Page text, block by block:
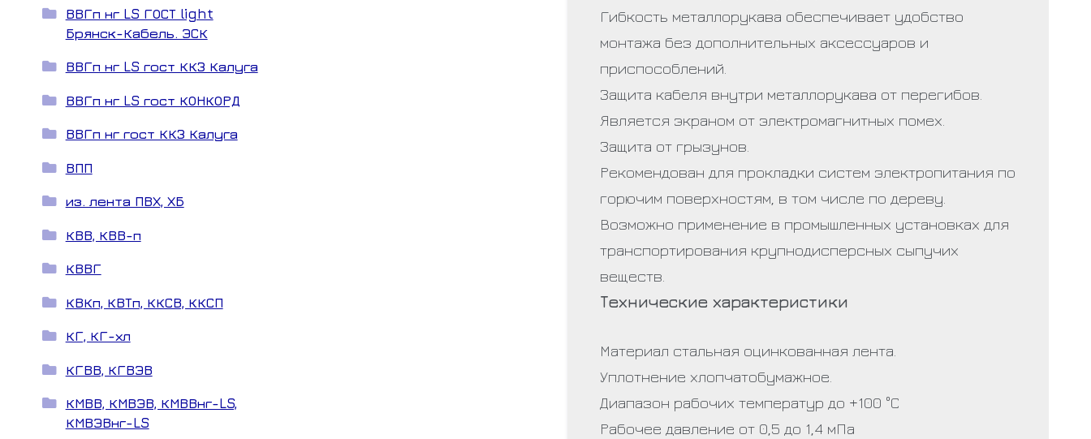
Гибкость металлорукава обеспечивает удобство
монтажа без дополнительных аксессуаров и
приспособлений.
Защита кабеля внутри металлорукава от перегибов.
Является экраном от электромагнитных помех.
Защита от грызунов.
Рекомендован для прокладки систем электропитания по
горючим поверхностям, в том числе по дереву.
Возможно применение в промышленных установках для
транспортирования крупнодисперсных сыпучих
веществ.
Технические характеристики
Материал стальная оцинкованная лента.
Уплотнение хлопчатобумажное.
Диапазон рабочих температур до +100 °С
Рабочее давление от 0,5 до 1,4 мПа
ВВГп нг LS ГОСТ light
Брянск-Кабель. ЭСК
ВВГп нг LS гост ККЗ Калуга
ВВГп нг LS гост КОНКОРД
ВВГп нг гост ККЗ Калуга
ВПП
из. лента ПВХ, ХБ
КВВ, КВВ-п
КВВГ
КВКп, КВТп, ККСВ, ККСП
КГ, КГ-хл
КГВВ, КГВЭВ
КМВВ, КМВЭВ, КМВВнг-LS,
КМВЭВнг-LS